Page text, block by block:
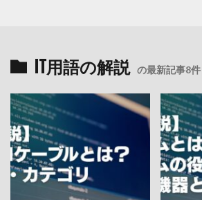
IT用語の解説 の最新記事8件